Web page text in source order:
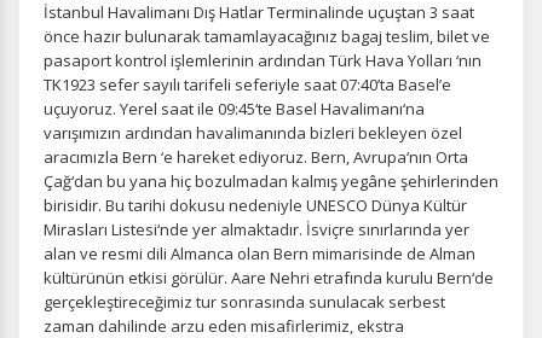
İstanbul Havalimanı Dış Hatlar Terminalinde uçuştan 3 saat
önce hazır bulunarak tamamlayacağınız bagaj teslim, bilet ve
pasaport kontrol işlemlerinin ardından Türk Hava Yolları ‘nın
TK1923 sefer sayılı tarifeli seferiyle saat 07:40’ta Basel’e
uçuyoruz. Yerel saat ile 09:45‘te Basel Havalimanı‘na
varışımızın ardından havalimanında bizleri bekleyen özel
aracımızla Bern ‘e hareket ediyoruz. Bern, Avrupa‘nın Orta
Çağ‘dan bu yana hiç bozulmadan kalmış yegâne şehirlerinden
birisidir. Bu tarihi dokusu nedeniyle UNESCO Dünya Kültür
Mirasları Listesi‘nde yer almaktadır. İsviçre sınırlarında yer
alan ve resmi dili Almanca olan Bern mimarisinde de Alman
kültürünün etkisi görülür. Aare Nehri etrafında kurulu Bern‘de
gerçekleştireceğimiz tur sonrasında sunulacak serbest
zaman dahilinde arzu eden misafirlerimiz, ekstra